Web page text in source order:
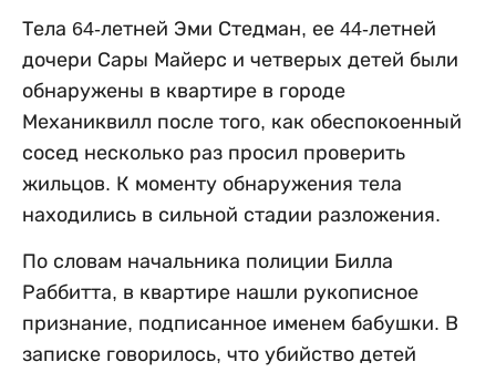
Тела 64-летней Эми Стедман, ее 44-летней
дочери Сары Майерс и четверых детей были
обнаружены в квартире в городе
Механиквилл после того, как обеспокоенный
сосед несколько раз просил проверить
жильцов. К моменту обнаружения тела
находились в сильной стадии разложения.
По словам начальника полиции Билла
Раббитта, в квартире нашли рукописное
признание, подписанное именем бабушки. В
записке говорилось, что убийство детей